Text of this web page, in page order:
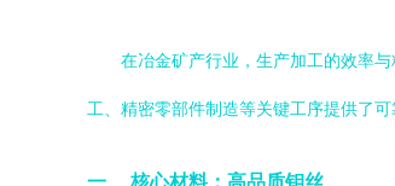
在冶金矿产行业，生产加工的效率
工、精密零部件制造等关键工序提供了可
一、 核心材料：高品质钼丝